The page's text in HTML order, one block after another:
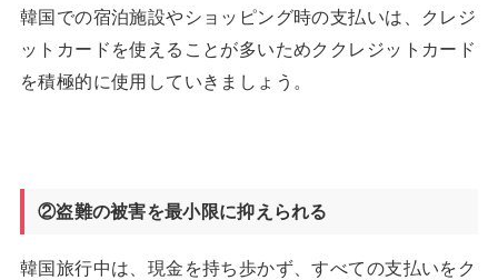
韓国での宿泊施設やショッピング時の支払いは、クレジ
ットカードを使えることが多いためククレジットカード
を積極的に使用していきましょう。
②盗難の被害を最小限に抑えられる
韓国旅行中は、現金を持ち歩かず、すべての支払いをク